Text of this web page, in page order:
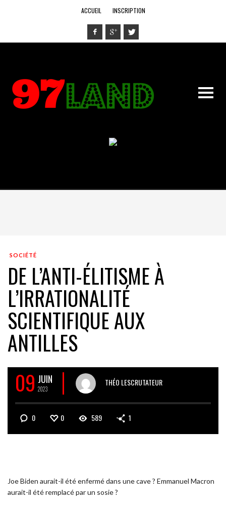
ACCUEIL INSCRIPTION
SOCIÉTÉ
DE L’ANTI-ÉLITISME À
L’IRRATIONALITÉ
SCIENTIFIQUE AUX
ANTILLES
09 JUIN
2023
THÉO LESCRUTATEUR
0 0 589 1
Joe Biden aurait-il été enfermé dans une cave ? Emmanuel Macron
aurait-il été remplacé par un sosie ?